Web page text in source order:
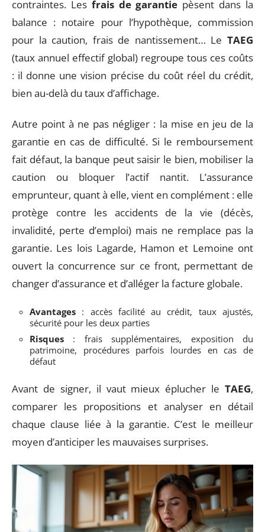
contraintes. Les frais de garantie pèsent dans la
balance : notaire pour l’hypothèque, commission
pour la caution, frais de nantissement… Le TAEG
(taux annuel effectif global) regroupe tous ces coûts
: il donne une vision précise du coût réel du crédit,
bien au-delà du taux d’affichage.
Autre point à ne pas négliger : la mise en jeu de la
garantie en cas de difficulté. Si le remboursement
fait défaut, la banque peut saisir le bien, mobiliser la
caution ou bloquer l’actif nantit. L’assurance
emprunteur, quant à elle, vient en complément : elle
protège contre les accidents de la vie (décès,
invalidité, perte d’emploi) mais ne remplace pas la
garantie. Les lois Lagarde, Hamon et Lemoine ont
ouvert la concurrence sur ce front, permettant de
changer d’assurance et d’alléger la facture globale.
Avantages : accès facilité au crédit, taux ajustés,
sécurité pour les deux parties
Risques : frais supplémentaires, exposition du
patrimoine, procédures parfois lourdes en cas de
défaut
Avant de signer, il vaut mieux éplucher le TAEG,
comparer les propositions et analyser en détail
chaque clause liée à la garantie. C’est le meilleur
moyen d’anticiper les mauvaises surprises.